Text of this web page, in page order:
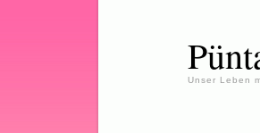
Unser Leben